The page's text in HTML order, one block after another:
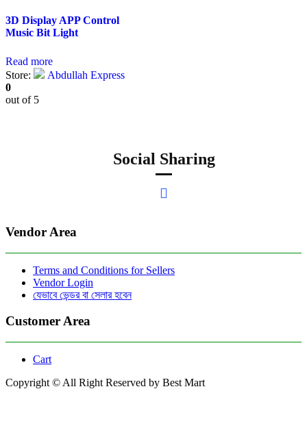
3D Display APP Control
Music Bit Light
Read more
Store:
Abdullah Express
0
out of 5
Social Sharing
Vendor Area
Terms and Conditions for Sellers
Vendor Login
যেভাবে ভেন্ডর বা সেলার হবেন
Customer Area
Cart
Copyright © All Right Reserved by Best Mart